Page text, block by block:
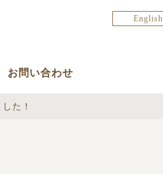
お問い合わせ
English
た！